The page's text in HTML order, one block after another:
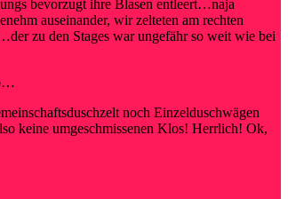
bevorzugt ihre Blasen entleert…naja
auseinander, wir zelteten am rechten
zu den Stages war ungefähr so weit wie bei
noch Einzelduschwägen
keine umgeschmissenen Klos! Herrlich! Ok,